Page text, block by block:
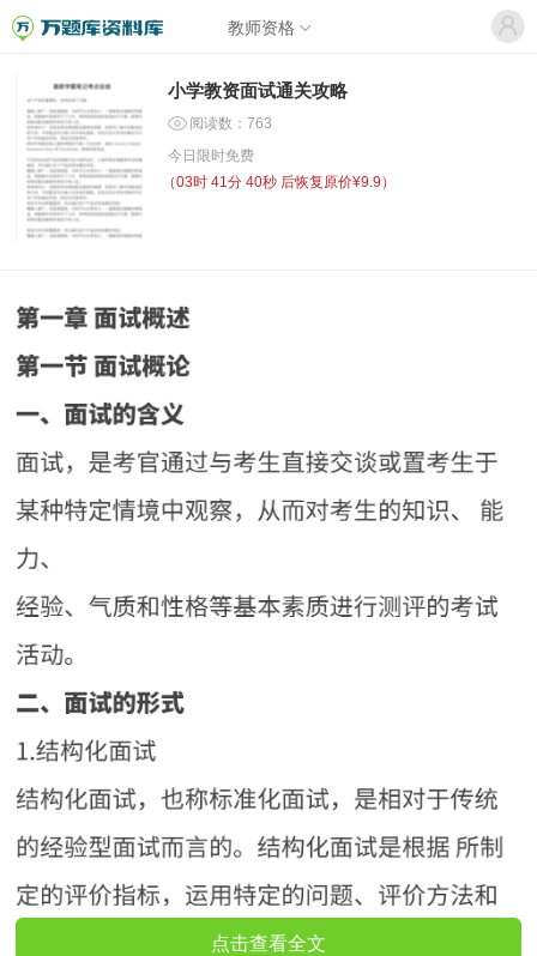
教师资格
小学教资面试通关攻略
阅读数：763
今日限时免费
（03时 41分 40秒 后恢复原价¥9.9）
点击查看全文